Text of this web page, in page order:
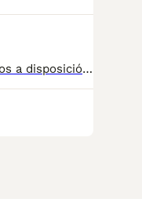
✨ Disponibles para montas en Salamanca ✨ Ponemos a disposición dos excepcionales machos de Caniche Rojo de extraordinaria calidad: ❤️ Caniche Toy Teacup, de tamaño muy reducido, con una anatomía excelente, expresión dulce y un espectacular manto rojo intenso, denso y de gran calidad. ❤️ Caniche Enano, también de tamaño muy pequeño, con una magnífica estructura, excelente línea, pelo abundante de extraordinaria textura y un precioso color rojo. Dos ejemplares seleccionados por su belleza, tipicidad, carácter y calidad, ideales para criadores que buscan mejorar sus líneas de sangre. 📍 Salamanca. 📩 Más información por mensaje privado.